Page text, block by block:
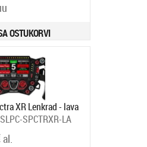
OSTUKORVI
XR Lenkrad - lava
SLPC-SPCTRXR-LA
al.